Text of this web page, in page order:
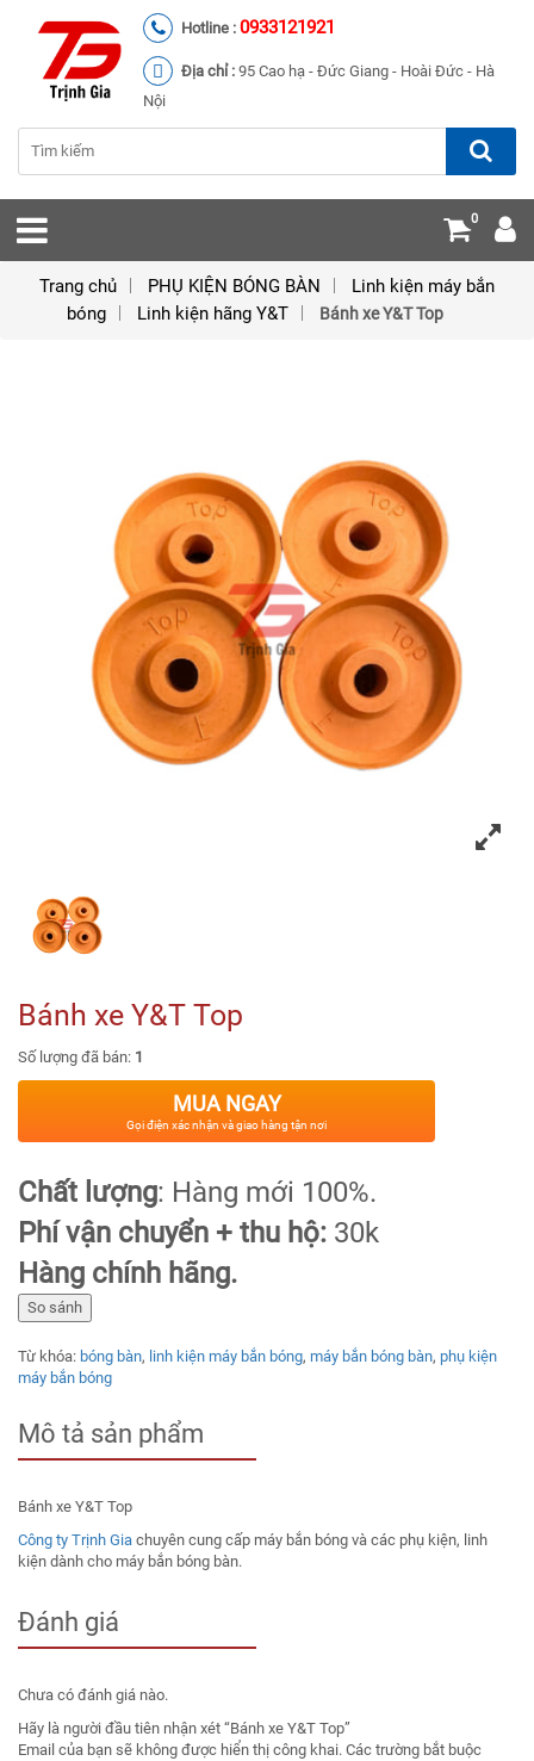
Hotline : 0933121921
Địa chỉ : 95 Cao hạ - Đức Giang - Hoài Đức - Hà
Nội
0
Trang chủ PHỤ KIỆN BÓNG BÀN
Linh kiện máy bắn
bóng
Linh kiện hãng Y&T Bánh xe Y&T Top
Bánh xe Y&T Top
Số lượng đã bán: 1
MUA NGAY
Gọi điện xác nhận và giao hàng tận nơi
Chất lượng: Hàng mới 100%.
Phí vận chuyển + thu hộ: 30k
Hàng chính hãng.
So sánh
Từ khóa: bóng bàn, linh kiện máy bắn bóng, máy bắn bóng bàn, phụ kiện
máy bắn bóng
Mô tả sản phẩm
Bánh xe Y&T Top
Công ty Trịnh Gia chuyên cung cấp máy bắn bóng và các phụ kiện, linh
kiện dành cho máy bắn bóng bàn.
Đánh giá
Chưa có đánh giá nào.
Hãy là người đầu tiên nhận xét “Bánh xe Y&T Top”
Email của bạn sẽ không được hiển thị công khai. Các trường bắt buộc